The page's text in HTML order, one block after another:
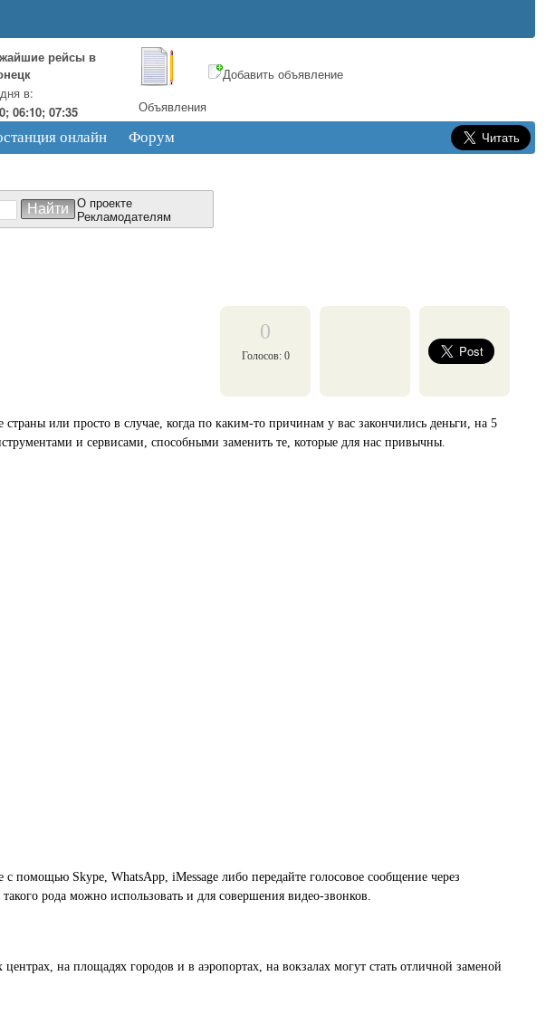
рейсы в
в:
06:10; 07:35
Объявления
Добавить объявление
онлайн Форум
О проекте
Рекламодателям
0
Голосов: 0
или просто в случае, когда по каким-то причинам у вас закончились деньги, на 5
и сервисами, способными заменить те, которые для нас привычны.
помощью Skype, WhatsApp, iMessage либо передайте голосовое сообщение через
рода можно использовать и для совершения видео-звонков.
на площадях городов и в аэропортах, на вокзалах могут стать отличной заменой